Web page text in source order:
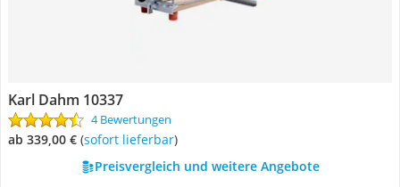
Karl Dahm 10337
4 Bewertungen
ab 339,00 € ( Sofort lieferbar)
Preisvergleich und weitere Angebote